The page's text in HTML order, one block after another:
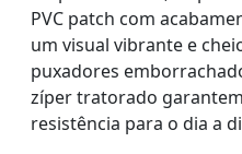
PVC patch com
um visual vibrante e
puxadores
zíper tratorado
resistência para o dia a